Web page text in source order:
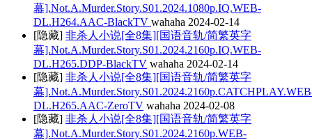
幕].Not.A.Murder.Story.S01.2024.1080p.IQ.WEB-
DL.H264.AAC-BlackTV wahaha 2024-02-14
[隐藏] 非杀人小说[全8集][国语音轨/简繁英字
幕].Not.A.Murder.Story.S01.2024.2160p.IQ.WEB-
DL.H265.DDP-BlackTV wahaha 2024-02-14
[隐藏] 非杀人小说[全8集][国语音轨/简繁英字
幕
DL.H265.AAC-ZeroTV wahaha 2024-02-08
[隐藏] 非杀人小说[全8集][国语音轨/简繁英字
幕].Not.A.Murder.Story.S01.2024.2160p.WEB-